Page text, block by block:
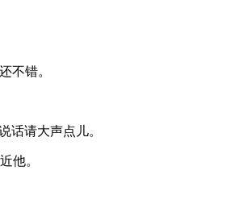
不错。
话请大声点儿。
他。